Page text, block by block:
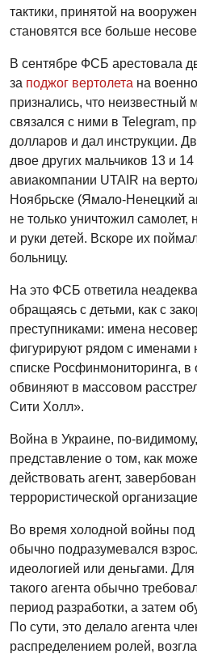
тактики, принятой на
становятся все больше
В сентябре ФСБ арестовала
за поджог вертолета на
признались, что неизвестный
связался с ними в Telegram,
долларов и дал инструкции.
двое других мальчиков 13 и 14
авиакомпании UTAIR на
Ноябрьске (Ямало-Ненецкий
не только уничтожил самолет,
и руки детей. Вскоре их
больницу.
На это ФСБ ответила
обращаясь с детьми, как с
преступниками: имена
фигурируют рядом с именами
списке Росфинмониторинга, в
обвиняют в массовом
Сити Холл».
Война в Украине, по-
представление о том, как
действовать агент,
террористической
Во время холодной войны под
обычно подразумевался
идеологией или деньгами.
такого агента обычно
период разработки, а затем
По сути, это делало агента
распределением ролей,